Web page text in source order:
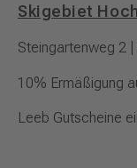
Skigebiet
Steingartenweg 2
10% Ermäßigung
Leeb Gutscheine